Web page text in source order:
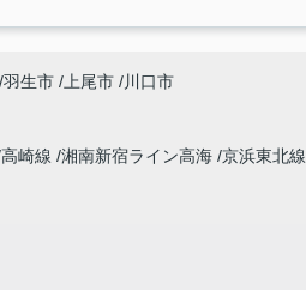
羽生市 上尾市
川口市
高崎線 湘南新宿ライン高海 京浜東北線